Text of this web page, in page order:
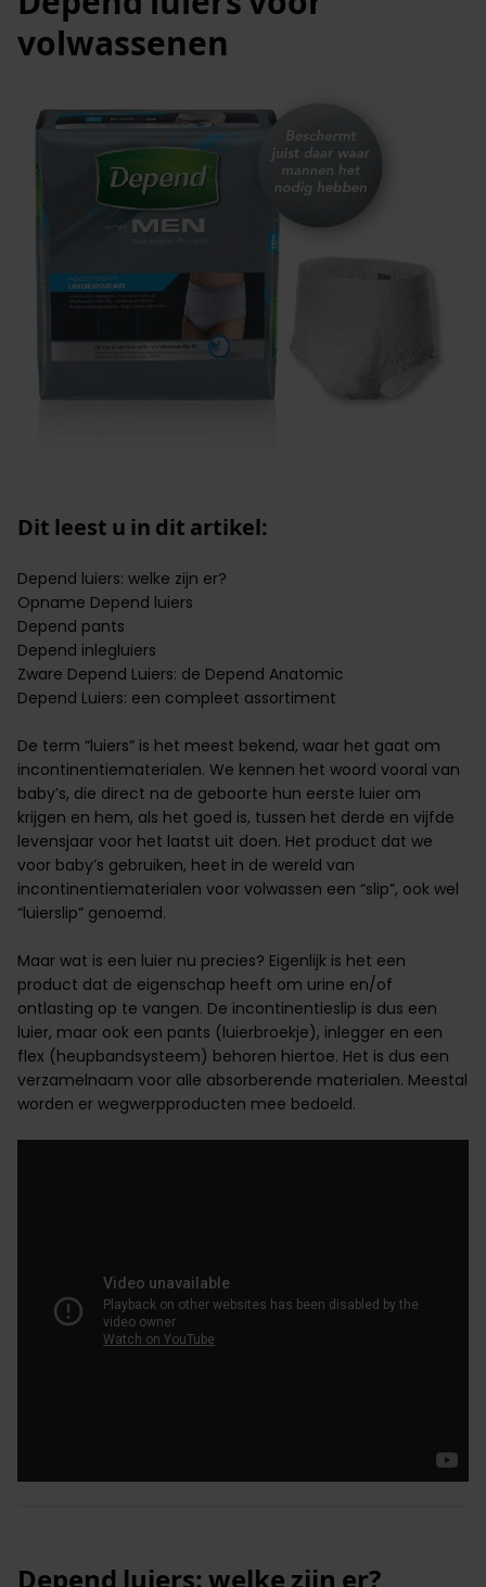
volwassenen
Dit leest u in dit artikel:
Depend luiers: welke zijn er?
Opname Depend luiers
Depend pants
Depend inlegluiers
Zware Depend Luiers: de Depend Anatomic
Depend Luiers: een compleet assortiment
De term “luiers” is het meest bekend, waar het gaat om
incontinentiematerialen. We kennen het woord vooral van
baby’s, die direct na de geboorte hun eerste luier om
krijgen en hem, als het goed is, tussen het derde en vijfde
levensjaar voor het laatst uit doen. Het product dat we
voor baby’s gebruiken, heet in de wereld van
incontinentiematerialen voor volwassen een “slip”, ook wel
“luierslip” genoemd.
Maar wat is een luier nu precies? Eigenlijk is het een
product dat de eigenschap heeft om urine en/of
ontlasting op te vangen. De incontinentieslip is dus een
luier, maar ook een pants (luierbroekje), inlegger en een
flex (heupbandsysteem) behoren hiertoe. Het is dus een
verzamelnaam voor alle absorberende materialen. Meestal
worden er wegwerpproducten mee bedoeld.
Depend luiers: welke zijn er?